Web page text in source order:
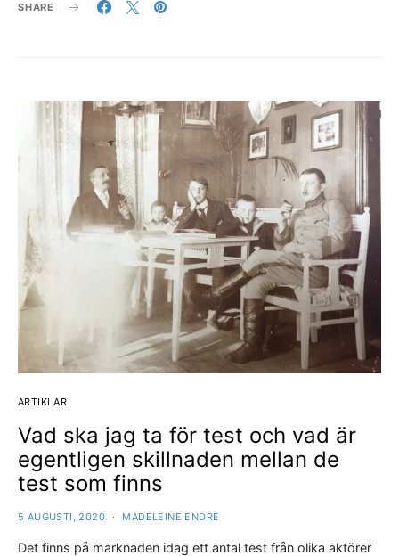
SHARE
ARTIKLAR
Vad ska jag ta för test och vad är
egentligen skillnaden mellan de
test som finns
5 AUGUSTI, 2020 MADELEINE ENDRE
Det finns på marknaden idag ett antal test från olika aktörer